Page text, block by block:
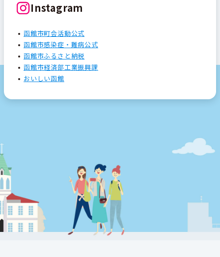
Instagram
函館市町会活動公式
函館市感染症・難病公式
函館市ふるさと納税
函館市経済部工業振興課
おいしい函館